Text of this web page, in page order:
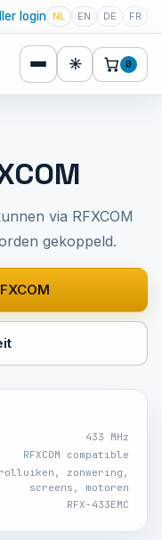
login NL EN DE FR
☀ 0
via RFXCOM
gekoppeld.
433 MHz
RFXCOM compatible
rolluiken, zonwering,
screens, motoren
RFX-433EMC